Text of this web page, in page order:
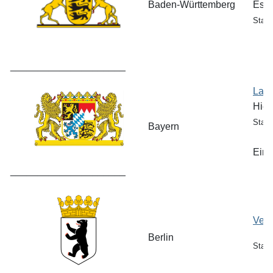
Baden-Württemberg Es
Bayern
Berlin